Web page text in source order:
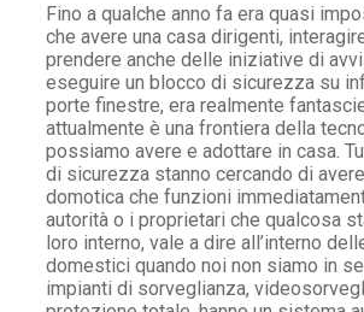
Fino a qualche anno fa era quasi
che avere una casa dirigenti,
prendere anche delle iniziative di
eseguire un blocco di sicurezza su
porte finestre, era realmente
attualmente è una frontiera della
possiamo avere e adottare in casa.
di sicurezza stanno cercando di
domotica che funzioni
autorità o i proprietari che qualcosa
loro interno, vale a dire all’interno
domestici quando noi non siamo in
impianti di sorveglianza,